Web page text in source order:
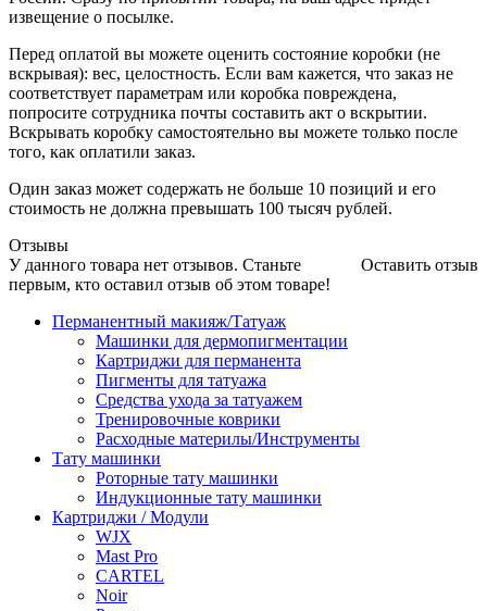
извещение о посылке.
Перед оплатой вы можете оценить состояние коробки (не
вскрывая): вес, целостность. Если вам кажется, что заказ не
соответствует параметрам или коробка повреждена,
попросите сотрудника почты составить акт о вскрытии.
Вскрывать коробку самостоятельно вы можете только после
того, как оплатили заказ.
Один заказ может содержать не больше 10 позиций и его
стоимость не должна превышать 100 тысяч рублей.
Отзывы
Оставить отзыв
У данного товара нет отзывов. Станьте
первым, кто оставил отзыв об этом товаре!
Перманентный макияж/Татуаж
Машинки для дермопигментации
Картриджи для перманента
Пигменты для татуажа
Средства ухода за татуажем
Тренировочные коврики
Расходные материлы/Инструменты
Тату машинки
Роторные тату машинки
Индукционные тату машинки
Картриджи / Модули
WJX
Mast Pro
CARTEL
Noir